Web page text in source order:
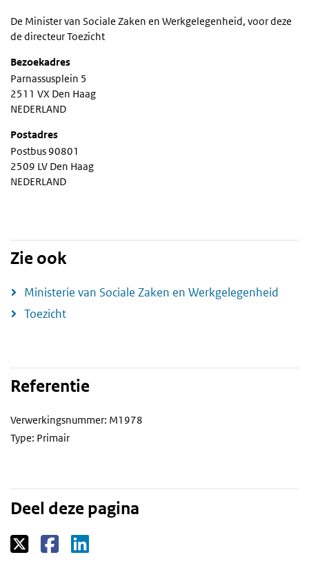
De Minister van Sociale Zaken en Werkgelegenheid, voor deze
de directeur Toezicht
Bezoekadres
Parnassusplein 5
2511 VX Den Haag
NEDERLAND
Postadres
Postbus 90801
2509 LV Den Haag
NEDERLAND
Zie ook
Ministerie van Sociale Zaken en Werkgelegenheid
Toezicht
Referentie
Verwerkingsnummer: M1978
Type: Primair
Deel deze pagina